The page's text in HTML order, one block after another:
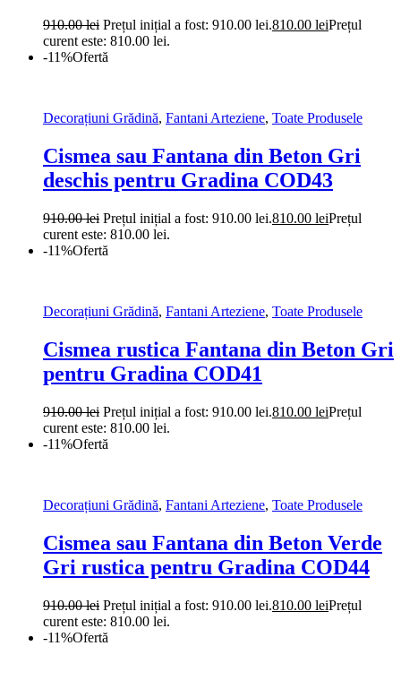
910.00lei Prețul inițial a fost: 910.00 lei.810.00 leiPrețul
curent este: 810.00 lei.
-11%Ofertă
Decorațiuni Grădină, Fantani Arteziene, Toate Produsele
Cismea sau Fantana din Beton Gri
deschis pentru Gradina COD43
910.00lei Prețul inițial a fost: 910.00 lei.810.00 leiPrețul
curent este: 810.00 lei.
-11%Ofertă
Decorațiuni Grădină, Fantani Arteziene, Toate Produsele
Cismea rustica Fantana din Beton Gri
pentru Gradina COD41
910.00lei Prețul inițial a fost: 910.00 lei.810.00 leiPrețul
curent este: 810.00 lei.
-11%Ofertă
Decorațiuni Grădină, Fantani Arteziene, Toate Produsele
Cismea sau Fantana din Beton Verde
Gri rustica pentru Gradina COD44
910.00lei Prețul inițial a fost: 910.00 lei.810.00 leiPrețul
curent este: 810.00 lei.
-11%Ofertă